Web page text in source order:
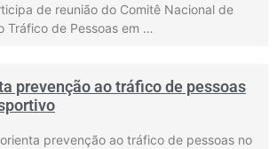
de reunião do Comitê Nacional de
Tráfico de Pessoas em …
prevenção ao tráfico de pessoas
prevenção ao tráfico de pessoas no